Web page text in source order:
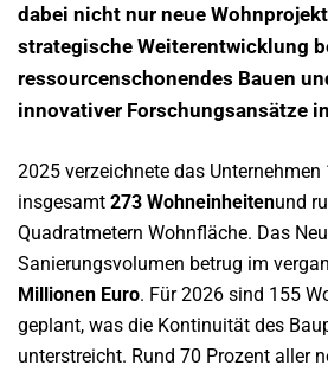
dabei nicht nur neue
strategische Weiterentwicklung
ressourcenschonendes Bauen
innovativer Forschungsansätze
2025 verzeichnete das
insgesamt 273 Wohneinheitenund
Quadratmetern Wohnfläche. Das
Sanierungsvolumen betrug im
Millionen Euro. Für 2026 sind 155
geplant, was die Kontinuität des
unterstreicht. Rund 70 Prozent aller